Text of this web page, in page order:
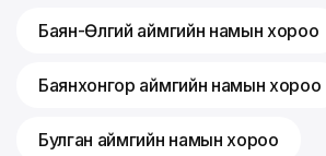
Баян-Өлгий аймгийн намын хороо
Баянхонгор аймгийн намын хороо
Булган аймгийн намын хороо